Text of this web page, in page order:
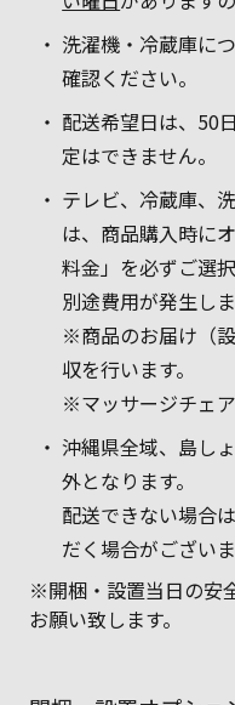
洗濯機・冷蔵庫に
確認ください。
配送希望日は、50
定はできません。
テレビ、冷蔵庫、
は、商品購入時に
料金」を必ずご選
別途費用が発生しま
※商品のお届け（
収を行います。
※マッサージチェ
沖縄県全域、島し
外となります。
配送できない場合
だく場合がございま
※開梱・設置当日の安
お願い致します。